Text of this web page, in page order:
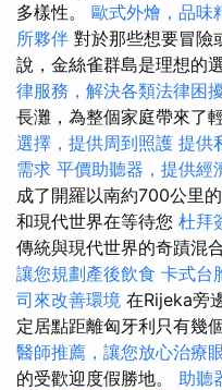
多樣性。 歐式外燴，品味
所夥伴 對於那些想要冒險
說，金絲雀群島是理想的
律服務，解決各類法律困
長灘，為整個家庭帶來了
選擇，提供周到照護 提供
需求 平價助聽器，提供經
成了開羅以南約700公里
和現代世界在等待您 杜拜
傳統與現代世界的奇蹟混
讓您規劃產後飲食 卡式台
司來改善環境 在Rijeka旁
定居點距離匈牙利只有幾
醫師推薦，讓您放心治療
的受歡迎度假勝地。 助聽